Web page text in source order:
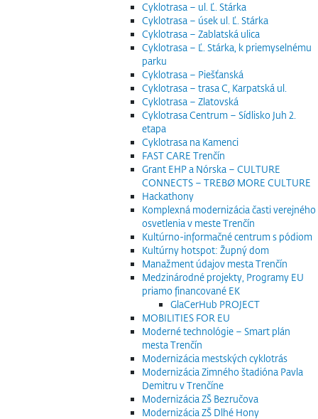
Cyklotrasa – ul. Ľ. Stárka
Cyklotrasa – úsek ul. Ľ. Stárka
Cyklotrasa – Zablatská ulica
Cyklotrasa – Ľ. Stárka, k priemyselnému
parku
Cyklotrasa – Piešťanská
Cyklotrasa – trasa C, Karpatská ul.
Cyklotrasa – Zlatovská
Cyklotrasa Centrum – Sídlisko Juh 2.
etapa
Cyklotrasa na Kamenci
FAST CARE Trenčín
Grant EHP a Nórska – CULTURE
CONNECTS – TREBØ MORE CULTURE
Hackathony
Komplexná modernizácia časti verejného
osvetlenia v meste Trenčín
Kultúrno-informačné centrum s pódiom
Kultúrny hotspot: Župný dom
Manažment údajov mesta Trenčín
Medzinárodné projekty, Programy EU
priamo financované EK
GlaCerHub PROJECT
MOBILITIES FOR EU
Moderné technológie – Smart plán
mesta Trenčín
Modernizácia mestských cyklotrás
Modernizácia Zimného štadióna Pavla
Demitru v Trenčíne
Modernizácia ZŠ Bezručova
Modernizácia ZŠ Dlhé Hony